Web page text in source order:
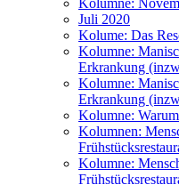
Kolumne:
Juli 2020
Kolume: Das
Kolumne:
Erkrankung
Kolumne:
Erkrankung
Kolumne:
Kolumnen:
Kolumne: